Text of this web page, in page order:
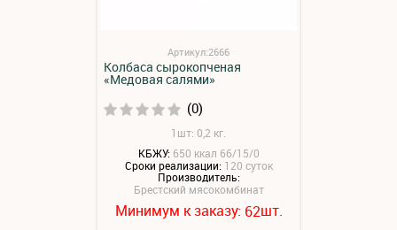
Артикул:2666
Колбаса сырокопченая
«Медовая салями»
(0)
1шт: 0,2 кг.
КБЖУ: 650 ккал 66/15/0
Сроки реализации: 120 суток
Производитель:
Брестский мясокомбинат
Минимум к заказу: 62шт.